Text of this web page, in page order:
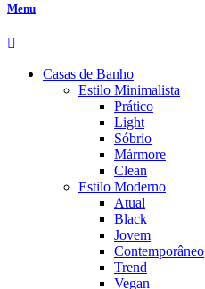
Menu
Casas de Banho
Estilo Minimalista
Prático
Light
Sóbrio
Mármore
Clean
Estilo Moderno
Atual
Black
Jovem
Contemporâneo
Trend
Vegan